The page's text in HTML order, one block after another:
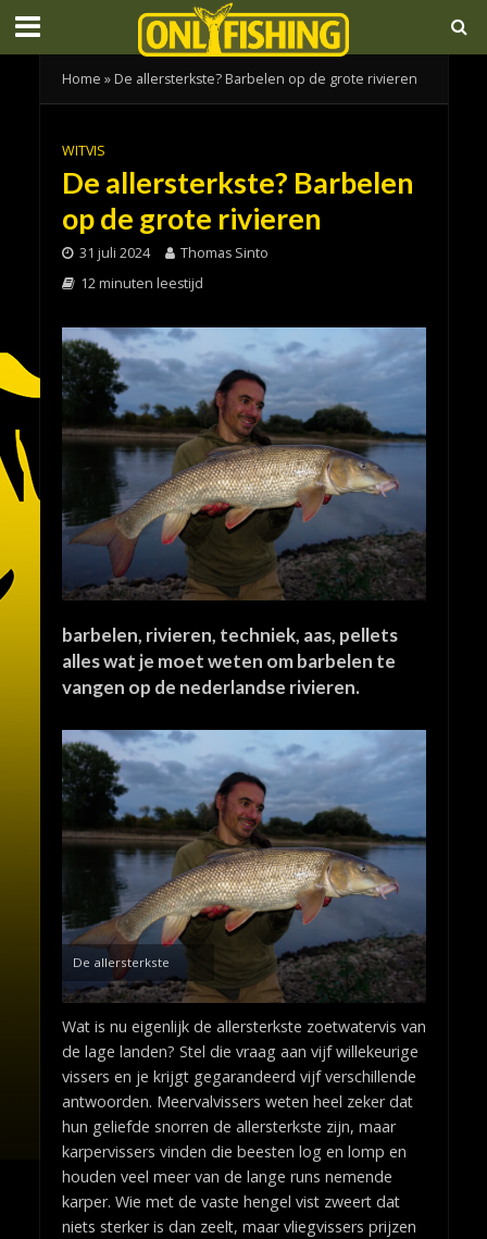
Home » De allersterkste? Barbelen op de grote rivieren
WITVIS
De allersterkste? Barbelen
op de grote rivieren
31 juli 2024
Thomas Sinto
12 minuten leestijd
barbelen, rivieren, techniek, aas, pellets
alles wat je moet weten om barbelen te
vangen op de nederlandse rivieren.
De allersterkste
Wat is nu eigenlijk de allersterkste zoetwatervis van
de lage landen? Stel die vraag aan vijf willekeurige
vissers en je krijgt gegarandeerd vijf verschillende
antwoorden. Meervalvissers weten heel zeker dat
hun geliefde snorren de allersterkste zijn, maar
karpervissers vinden die beesten log en lomp en
houden veel meer van de lange runs nemende
karper. Wie met de vaste hengel vist zweert dat
niets sterker is dan zeelt, maar vliegvissers prijzen